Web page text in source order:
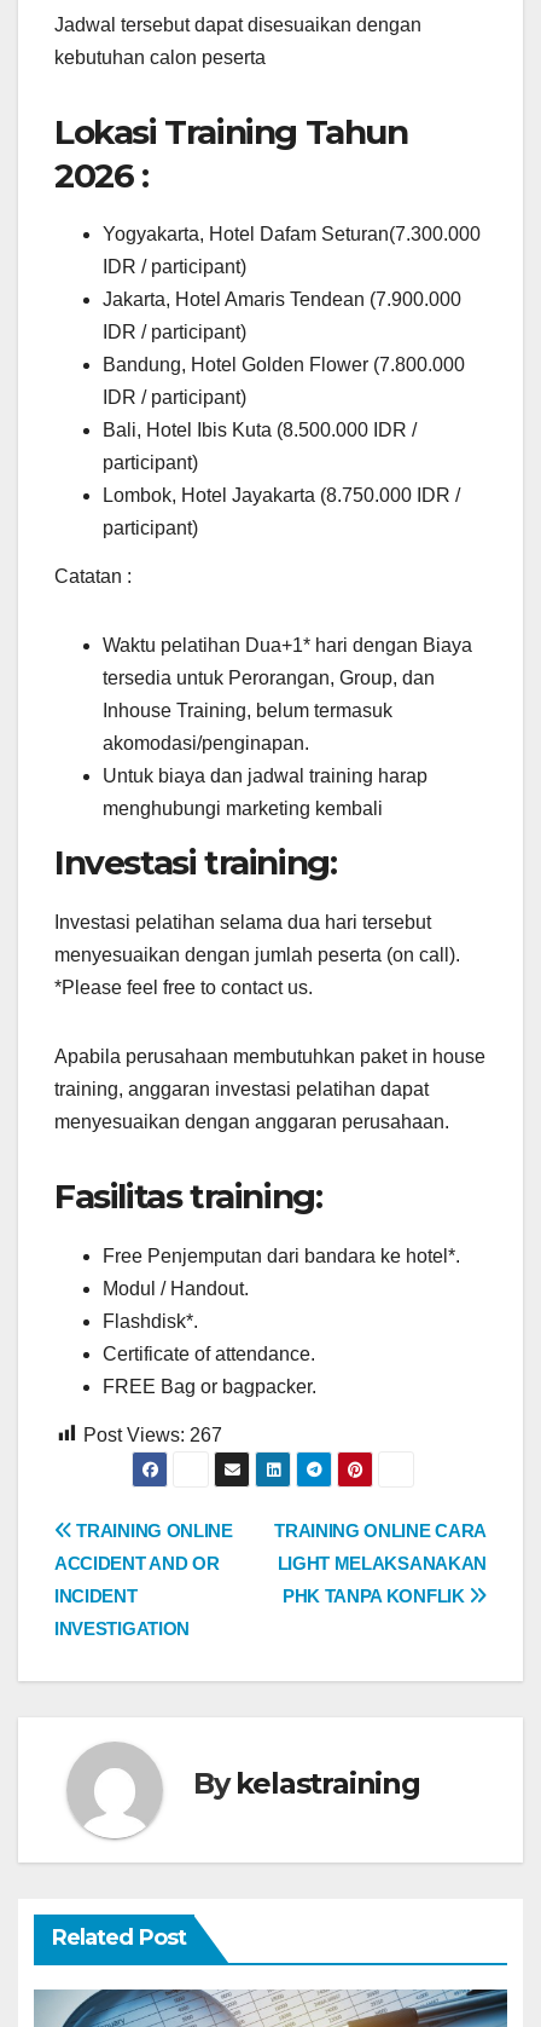
Jadwal tersebut dapat disesuaikan dengan
kebutuhan calon peserta
Lokasi Training Tahun
2026 :
Yogyakarta, Hotel Dafam Seturan(7.300.000
IDR / participant)
Jakarta, Hotel Amaris Tendean (7.900.000
IDR / participant)
Bandung, Hotel Golden Flower (7.800.000
IDR / participant)
Bali, Hotel Ibis Kuta (8.500.000 IDR /
participant)
Lombok, Hotel Jayakarta (8.750.000 IDR /
participant)
Catatan :
Waktu pelatihan Dua+1* hari dengan Biaya
tersedia untuk Perorangan, Group, dan
Inhouse Training, belum termasuk
akomodasi/penginapan.
Untuk biaya dan jadwal training harap
menghubungi marketing kembali
Investasi training:
Investasi pelatihan selama dua hari tersebut
menyesuaikan dengan jumlah peserta (on call).
*Please feel free to contact us.
Apabila perusahaan membutuhkan paket in house
training, anggaran investasi pelatihan dapat
menyesuaikan dengan anggaran perusahaan.
Fasilitas training:
Free Penjemputan dari bandara ke hotel*.
Modul / Handout.
Flashdisk*.
Certificate of attendance.
FREE Bag or bagpacker.
Post Views: 267
Post
navigation
TRAINING ONLINE CARA
LIGHT MELAKSANAKAN
PHK TANPA KONFLIK
TRAINING ONLINE
ACCIDENT AND OR
INCIDENT
INVESTIGATION
Bykelastraining
Related Post